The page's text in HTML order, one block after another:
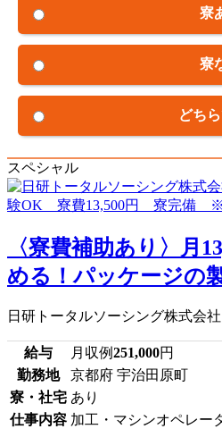
寮
寮
どち
スペシャル
〈寮費補助あり〉月
める！パッケージの
日研トータルソーシング株式会社
給与 月収例251,000円
勤務地
京都府 宇治田原町
寮・社宅 あり
仕事内容 加工・マシンオペレー